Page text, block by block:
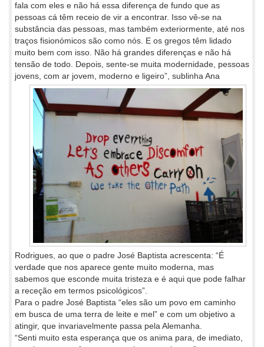
fala com eles e não há essa diferença de fundo que as
pessoas cá têm receio de vir a encontrar. Isso vê-se na
substância das pessoas, mas também exteriormente, até nos
traços fisionómicos são como nós. E os gregos têm lidado
muito bem com isso. Não há grandes diferenças e não há
tensão de todo. Depois, sente-se muita modernidade, pessoas
jovens, com ar jovem, moderno e ligeiro”, sublinha Ana
Rodrigues, ao que o padre José Baptista acrescenta: “É
verdade que nos aparece gente muito moderna, mas
sabemos que esconde muita tristeza e é aqui que pode falhar
a receção em termos psicológicos”.
Para o padre José Baptista “eles são um povo em caminho
em busca de uma terra de leite e mel” e com um objetivo a
atingir, que invariavelmente passa pela Alemanha.
“Senti muito esta esperança que os anima para, de imediato,